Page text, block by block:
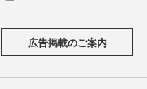
広告掲載のご案内